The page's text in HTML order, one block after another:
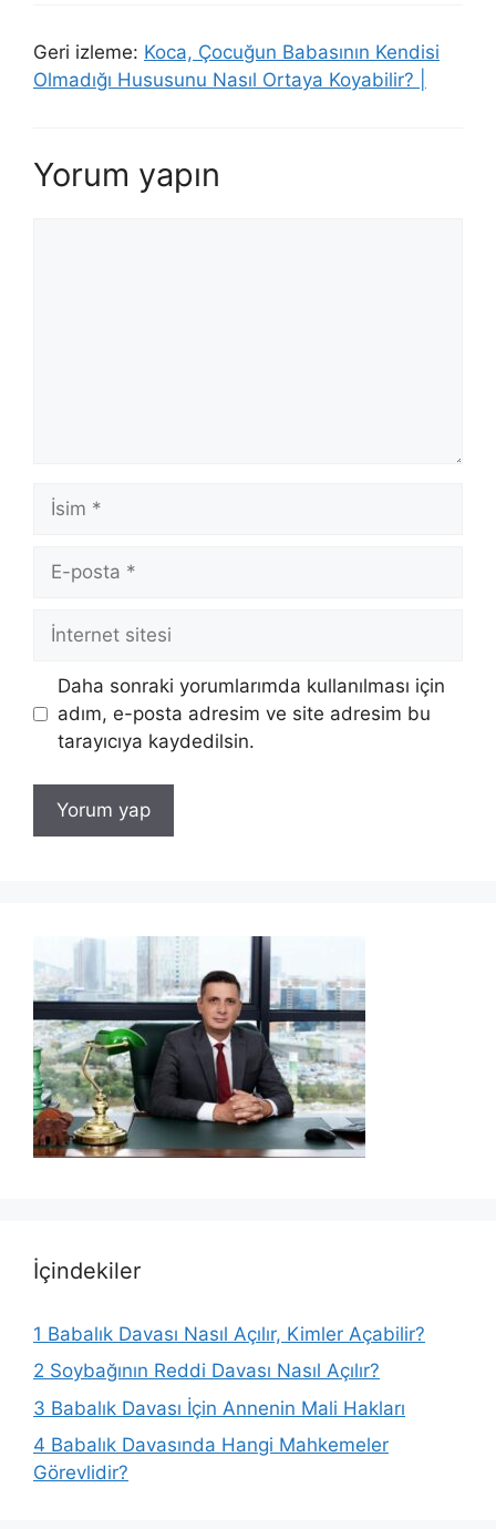
Geri izleme: Koca, Çocuğun Babasının Kendisi
Olmadığı Hususunu Nasıl Ortaya Koyabilir? |
Yorum yapın
İsim
posta
İnternet
Daha sonraki yorumlarımda kullanılması için
adım, e-posta adresim ve site adresim bu
tarayıcıya kaydedilsin.
İçindekiler
1 Babalık Davası Nasıl Açılır, Kimler Açabilir?
2 Soybağının Reddi Davası Nasıl Açılır?
3 Babalık Davası İçin Annenin Mali Hakları
4 Babalık Davasında Hangi Mahkemeler
Görevlidir?